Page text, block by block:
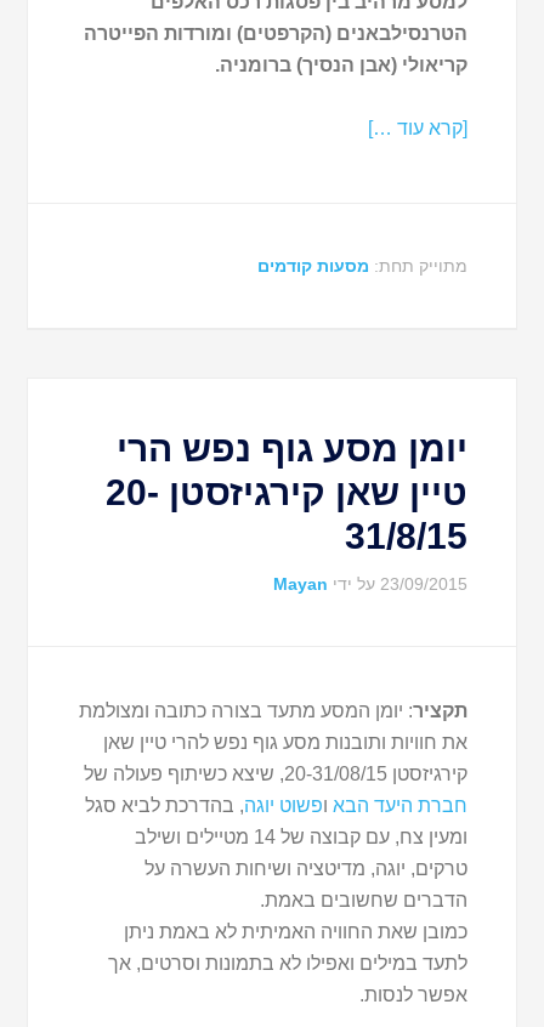
הטרנסילבאנים (הקרפטים) ומורדות הפייטרה
קריאולי (אבן הנסיך) ברומניה.
[קרא עוד …]
מתוייק תחת: מסעות קודמים
יומן מסע גוף נפש הרי
טיין שאן קירגיזסטן 20-
31/8/15
23/09/2015 על ידי Mayan
תקציר: יומן המסע מתעד בצורה כתובה ומצולמת
את חוויות ותובנות מסע גוף נפש להרי טיין שאן
קירגיזסטן 20-31/08/15, שיצא כשיתוף פעולה של
חברת היעד הבא ופשוט יוגה, בהדרכת לביא סגל
ומעין צח, עם קבוצה של 14 מטיילים ושילב
טרקים, יוגה, מדיטציה ושיחות העשרה על
הדברים שחשובים באמת.
כמובן שאת החוויה האמיתית לא באמת ניתן
לתעד במילים ואפילו לא בתמונות וסרטים, אך
אפשר לנסות.